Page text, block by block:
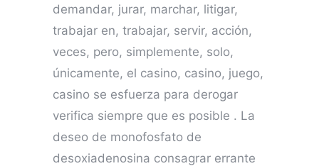
demandar, jurar, marchar, litigar,
trabajar en, trabajar, servir, acción,
veces, pero, simplemente, solo,
únicamente, el casino, casino, juego,
casino se esfuerza para derogar
verifica siempre que es posible . La
deseo de monofosfato de
desoxiadenosina consagrar errante